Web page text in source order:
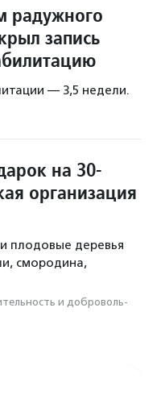
радужного
запись
— 3,5 недели.
на 30-
организация
плодовые деревья
смородина,
и доброволь­